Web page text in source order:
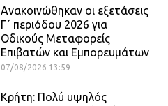
Ανακοινώθηκαν οι εξετάσεις
Γ΄ περιόδου 2026 για
Οδικούς Μεταφορείς
Επιβατών και Εμπορευμάτων
07/08/2026 13:59
Κρήτη: Πολύ υψηλός